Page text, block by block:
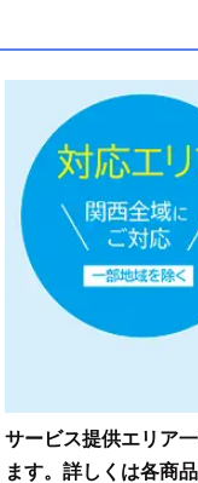
サービス提供エリア
ます。詳しくは各商